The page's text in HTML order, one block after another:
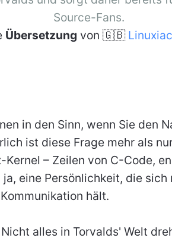
Source-Fans.
Übersetzung von 🇬🇧
in den Sinn, wenn Sie den
ist diese Frage mehr als
Kernel – Zeilen von C-Code,
eine Persönlichkeit, die
hält.
alles in Torvalds' Welt